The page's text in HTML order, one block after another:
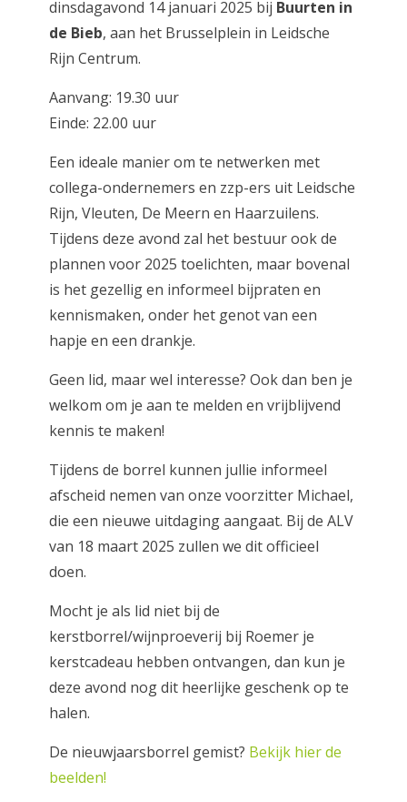
dinsdagavond 14 januari 2025 bij Buurten in
de Bieb, aan het Brusselplein in Leidsche
Rijn Centrum.
Aanvang: 19.30 uur
Einde: 22.00 uur
Een ideale manier om te netwerken met
collega-ondernemers en zzp-ers uit Leidsche
Rijn, Vleuten, De Meern en Haarzuilens.
Tijdens deze avond zal het bestuur ook de
plannen voor 2025 toelichten, maar bovenal
is het gezellig en informeel bijpraten en
kennismaken, onder het genot van een
hapje en een drankje.
Geen lid, maar wel interesse? Ook dan ben je
welkom om je aan te melden en vrijblijvend
kennis te maken!
Tijdens de borrel kunnen jullie informeel
afscheid nemen van onze voorzitter Michael,
die een nieuwe uitdaging aangaat. Bij de ALV
van 18 maart 2025 zullen we dit officieel
doen.
Mocht je als lid niet bij de
kerstborrel/wijnproeverij bij Roemer je
kerstcadeau hebben ontvangen, dan kun je
deze avond nog dit heerlijke geschenk op te
halen.
De nieuwjaarsborrel gemist? Bekijk hier de
beelden!